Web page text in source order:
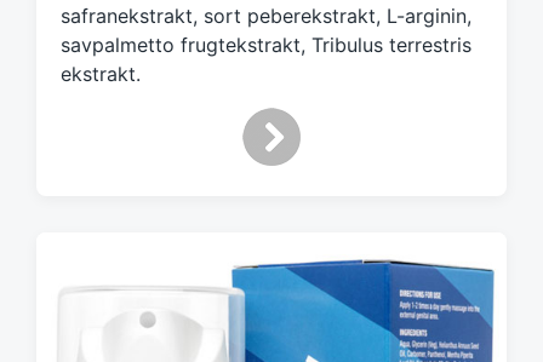
h
safranekstrakt, sort peberekstrakt, L-arginin,
savpalmetto frugtekstrakt, Tribulus terrestris
ekstrakt.